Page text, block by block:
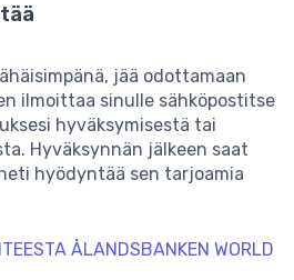
jää odottamaan
ilmoittaa sinulle sähköpostitse
hyväksymisestä tai
Hyväksynnän jälkeen saat
hyödyntää sen tarjoamia
ÅLANDSBANKEN WORLD